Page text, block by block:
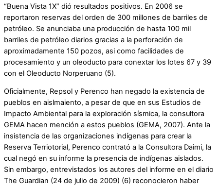
“Buena Vista 1X” dió resultados positivos. En 2006 se
reportaron reservas del orden de 300 millones de barriles de
petróleo. Se anunciaba una producción de hasta 100 mil
barriles de petróleo diarios gracias a la perforación de
aproximadamente 150 pozos, asi como facilidades de
procesamiento y un oleoducto para conextar los lotes 67 y 39
con el Oleoducto Norperuano (5).
Oficialmente, Repsol y Perenco han negado la existencia de
pueblos en aislmaiento, a pesar de que en sus Estudios de
Impacto Ambiental para la exploración sísmica, la consultora
GEMA hacen mención a estos pueblos (GEMA, 2007). Ante la
insistencia de las organizaciones indígenas para crear la
Reserva Terriotorial, Perenco contrató a la Consultora Daimi, la
cual negó en su informe la presencia de indígenas aislados.
Sin embargo, entrevistados los autores del informe en el diario
The Guardian (24 de julio de 2009) (6) reconocieron haber